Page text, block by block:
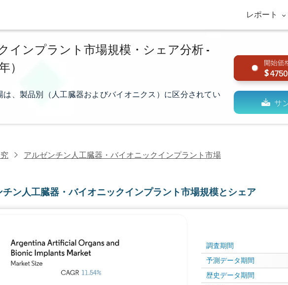
レポート
インプラント市場規模・シェア分析 -
）
、製品別（人工臓器およびバイオニクス）に区分されてい
4750
アルゼンチン人工臓器・バイオニックインプラント市場
チン人工臓器・バイオニックインプラント市場規模とシェア
調査期間
予測データ期間
歴史データ期間